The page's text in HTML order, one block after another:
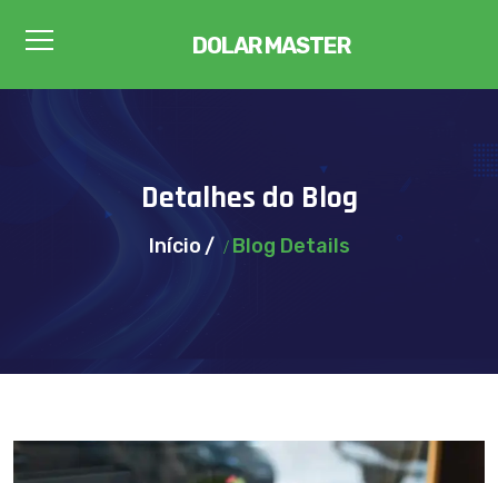
DOLAR MASTER
Detalhes do Blog
Início Blog Details